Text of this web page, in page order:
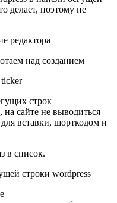
делает, поэтому не
над созданием
строк
сайте не выводиться
вставки, шорткодом и
в список.